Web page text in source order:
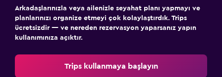
Arkadaşlarınızla veya ailenizle seyahat planı yapmayı ve
planlarınızı organize etmeyi çok kolaylaştırdık. Trips
ücretsizdir — ve nereden rezervasyon yaparsanız yapın
kullanımınıza açıktır.
Trips kullanmaya başlayın